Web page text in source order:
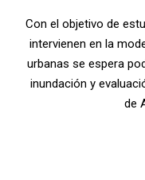
Con el objetivo de
intervienen en la
urbanas se espera
inundación y
de